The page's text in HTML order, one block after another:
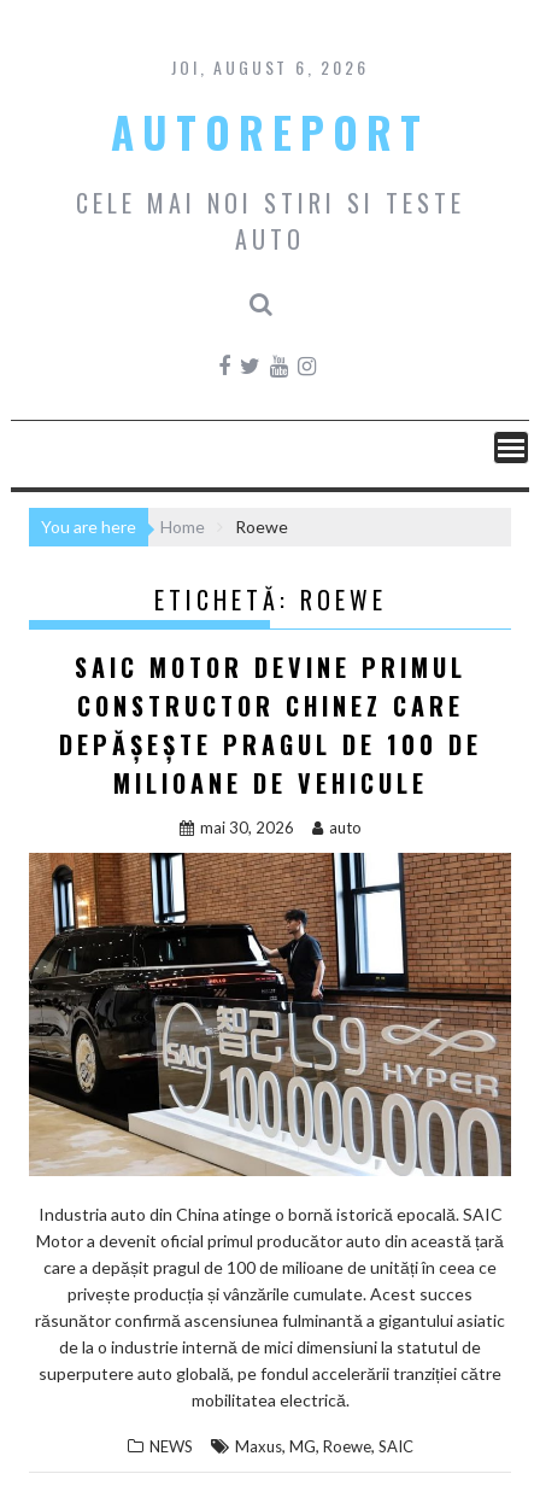
content
JOI, AUGUST 6, 2026
AUTOREPORT
CELE MAI NOI STIRI SI TESTE
AUTO
You are here Home Roewe
ETICHETĂ: ROEWE
SAIC MOTOR DEVINE PRIMUL
CONSTRUCTOR CHINEZ CARE
DEPĂȘEȘTE PRAGUL DE 100 DE
MILIOANE DE VEHICULE
mai 30, 2026 auto
Industria auto din China atinge o bornă istorică epocală. SAIC
Motor a devenit oficial primul producător auto din această țară
care a depășit pragul de 100 de milioane de unități în ceea ce
privește producția și vânzările cumulate. Acest succes
răsunător confirmă ascensiunea fulminantă a gigantului asiatic
de la o industrie internă de mici dimensiuni la statutul de
superputere auto globală, pe fondul accelerării tranziției către
mobilitatea electrică.
NEWS Maxus, MG, Roewe, SAIC